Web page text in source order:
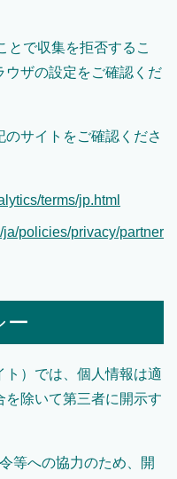
とで収集を拒否するこ
ウザの設定をご確認くだ
サイトをご確認くださ
terms/jp.html
policies/privacy/partner
ー
ト）では、個人情報は適
除いて第三者に開示す
等への協力のため、開